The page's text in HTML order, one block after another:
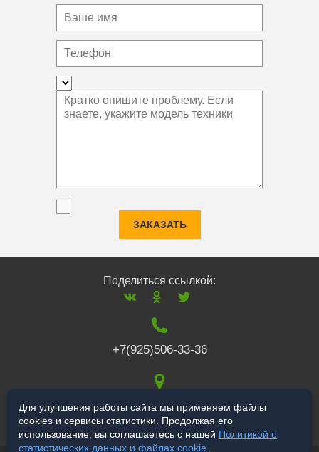
ЗАКАЗАТЬ
Поделиться ссылкой:
+7(925)506-33-36
117519,г. Москва,
Варшавское ш., 132
Для улучшения работы сайта мы применяем файлы
cookies и сервисы статистики. Продолжая его
использование, вы соглашаетесь с нашей Политикой о
статистических данных и файлах cookie